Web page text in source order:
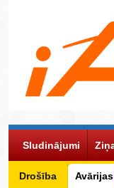
Sludinājumi
Drošība Avārijas